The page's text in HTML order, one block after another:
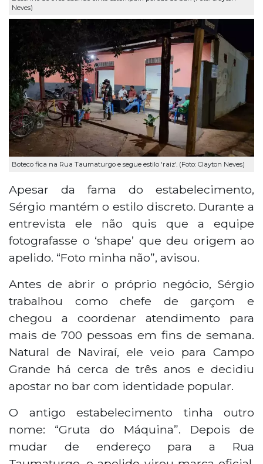
Neves)
Boteco fica na Rua Taumaturgo e segue estilo 'raiz'. (Foto: Clayton Neves)
Apesar da fama do estabelecimento,
Sérgio mantém o estilo discreto. Durante a
entrevista ele não quis que a equipe
fotografasse o ‘shape’ que deu origem ao
apelido. “Foto minha não”, avisou.
Antes de abrir o próprio negócio, Sérgio
trabalhou como chefe de garçom e
chegou a coordenar atendimento para
mais de 700 pessoas em fins de semana.
Natural de Naviraí, ele veio para Campo
Grande há cerca de três anos e decidiu
apostar no bar com identidade popular.
O antigo estabelecimento tinha outro
nome: “Gruta do Máquina”. Depois de
mudar de endereço para a Rua